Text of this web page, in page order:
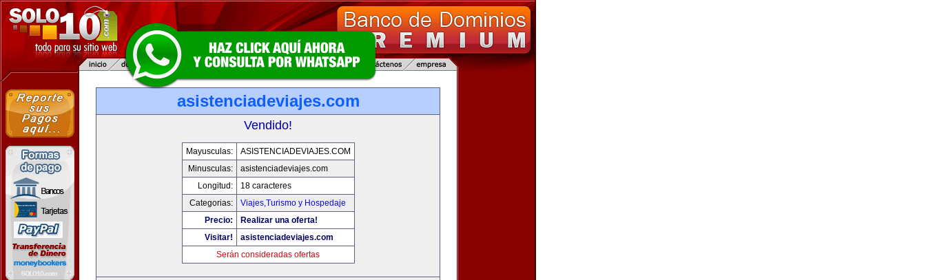
asistenciadeviajes.com
Vendido!
Mayusculas:
ASISTENCIADEVIAJES.COM
Minusculas:
asistenciadeviajes.com
Longitud:
18 caracteres
Categorias:
Viajes,Turismo y Hospedaje
Precio:
Realizar una oferta!
Visitar!
asistenciadeviajes.com
Serán consideradas ofertas